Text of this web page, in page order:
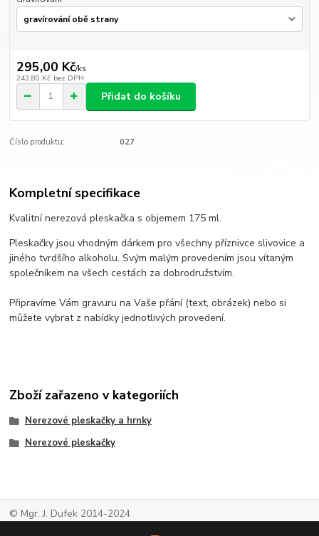
295,00 Kč/ks
243,80 Kč bez DPH
Přidat do košíku
Číslo produktu: 027
Kompletní specifikace
Kvalitní nerezová pleskačka s objemem 175 ml.
Pleskačky jsou vhodným dárkem pro všechny příznivce slivovice a
jiného tvrdšího alkoholu. Svým malým provedením jsou vítaným
společníkem na všech cestách za dobrodružstvím.
Připravíme Vám gravuru na Vaše přání (text, obrázek) nebo si
můžete vybrat z nabídky jednotlivých provedení.
Zboží zařazeno v kategoriích
Nerezové pleskačky a hrnky
Nerezové pleskačky
© Mgr. J. Dufek 2014-2024